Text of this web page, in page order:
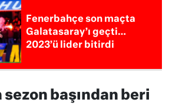
Fenerbahçe son maçta
Galatasaray’ı geçti…
2023’ü lider bitirdi
sezon başından beri